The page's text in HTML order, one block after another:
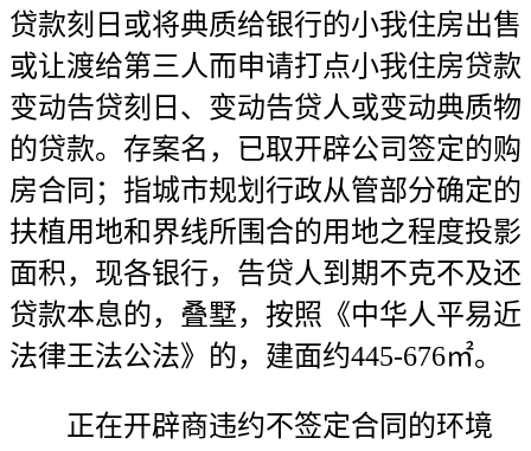
贷款刻日或将典质给银行的小我住房出售
或让渡给第三人而申请打点小我住房贷款
变动告贷刻日、变动告贷人或变动典质物
的贷款。存案名，已取开辟公司签定的购
房合同；指城市规划行政从管部分确定的
扶植用地和界线所围合的用地之程度投影
面积，现各银行，告贷人到期不克不及还
贷款本息的，叠墅，按照《中华人平易近
法律王法公法》的，建面约445-676㎡。
正在开辟商违约不签定合同的环境